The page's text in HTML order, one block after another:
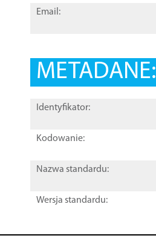
Email:
METADANE:
Identyfikator:
Kodowanie:
Nazwa standardu:
Wersja standardu: